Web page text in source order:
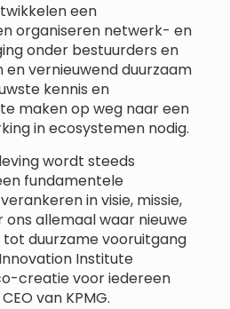
een
organiseren netwerk- en
onder bestuurders en
vernieuwend duurzaam
kennis en
maken op weg naar een
in ecosystemen nodig.
wordt steeds
fundamentele
in visie, missie,
allemaal waar nieuwe
tot duurzame vooruitgang
Institute
creatie voor iedereen
van KPMG.